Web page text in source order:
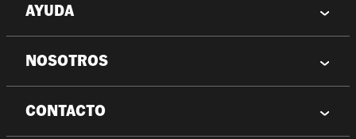
AYUDA
NOSOTROS
CONTACTO